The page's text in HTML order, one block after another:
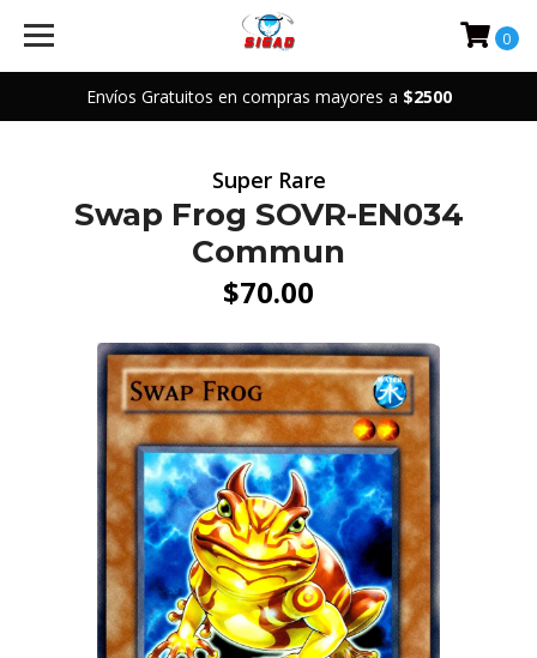
Envíos Gratuitos en compras mayores a $2500
0
Super Rare
Swap Frog SOVR-EN034
Commun
$70.00